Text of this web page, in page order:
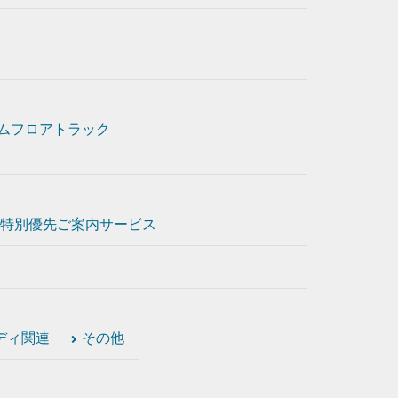
フロアトラック
特別優先ご案内サービス
ィ関連 その他